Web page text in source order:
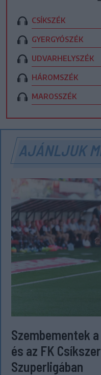
CSÍKSZÉK
GYERGYÓSZÉK
UDVARHELYSZÉK
HÁROMSZÉK
MAROSSZÉK
AJÁNLJUK
Szembementek
és az FK
Szuperligában